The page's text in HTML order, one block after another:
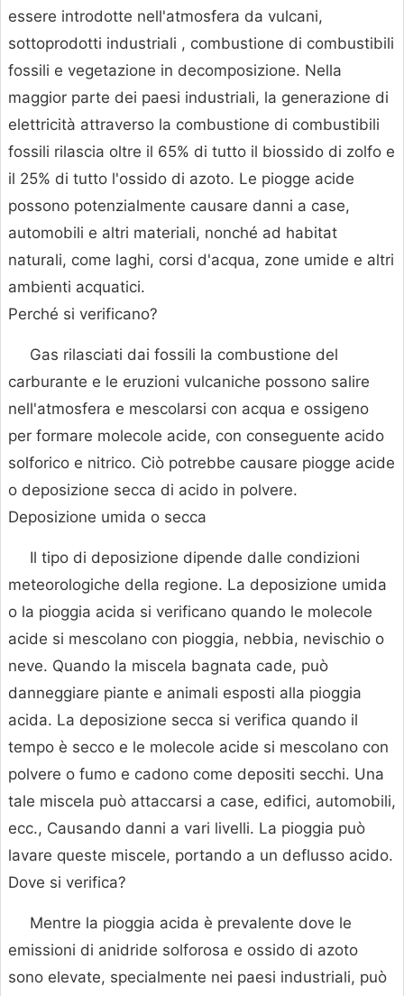
essere introdotte nell'atmosfera da vulcani,
sottoprodotti industriali , combustione di combustibili
fossili e vegetazione in decomposizione. Nella
maggior parte dei paesi industriali, la generazione di
elettricità attraverso la combustione di combustibili
fossili rilascia oltre il 65% di tutto il biossido di zolfo e
il 25% di tutto l'ossido di azoto. Le piogge acide
possono potenzialmente causare danni a case,
automobili e altri materiali, nonché ad habitat
naturali, come laghi, corsi d'acqua, zone umide e altri
ambienti acquatici.
Perché si verificano?
Gas rilasciati dai fossili la combustione del
carburante e le eruzioni vulcaniche possono salire
nell'atmosfera e mescolarsi con acqua e ossigeno
per formare molecole acide, con conseguente acido
solforico e nitrico. Ciò potrebbe causare piogge acide
o deposizione secca di acido in polvere.
Deposizione umida o secca
Il tipo di deposizione dipende dalle condizioni
meteorologiche della regione. La deposizione umida
o la pioggia acida si verificano quando le molecole
acide si mescolano con pioggia, nebbia, nevischio o
neve. Quando la miscela bagnata cade, può
danneggiare piante e animali esposti alla pioggia
acida. La deposizione secca si verifica quando il
tempo è secco e le molecole acide si mescolano con
polvere o fumo e cadono come depositi secchi. Una
tale miscela può attaccarsi a case, edifici, automobili,
ecc., Causando danni a vari livelli. La pioggia può
lavare queste miscele, portando a un deflusso acido.
Dove si verifica?
Mentre la pioggia acida è prevalente dove le
emissioni di anidride solforosa e ossido di azoto
sono elevate, specialmente nei paesi industriali, può